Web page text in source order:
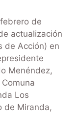
de
actualización
de Acción) en
Menéndez,
Los
de Miranda,